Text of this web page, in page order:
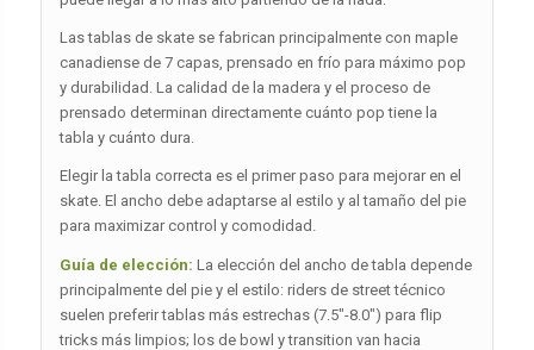
Las tablas de skate se fabrican principalmente con maple
canadiense de 7 capas, prensado en frío para máximo pop
y durabilidad. La calidad de la madera y el proceso de
prensado determinan directamente cuánto pop tiene la
tabla y cuánto dura.
Elegir la tabla correcta es el primer paso para mejorar en el
skate. El ancho debe adaptarse al estilo y al tamaño del pie
para maximizar control y comodidad.
Guía de elección: La elección del ancho de tabla depende
principalmente del pie y el estilo: riders de street técnico
suelen preferir tablas más estrechas (7.5″-8.0″) para flip
tricks más limpios; los de bowl y transition van hacia